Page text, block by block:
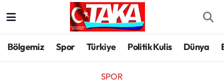
Bölgemiz Spor Türkiye Politik Kulis Dünya
SPOR
Spor
Trabzon Hava Durumu